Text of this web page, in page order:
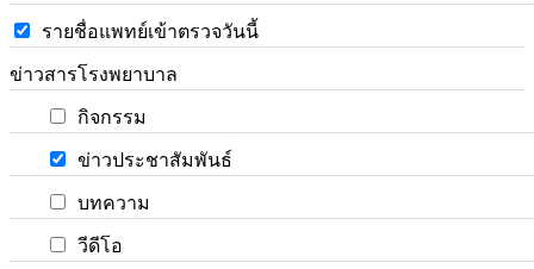
รายชื่อแพทย์เข้าตรวจวันนี้
ข่าวสารโรงพยาบาล
กิจกรรม
ข่าวประชาสัมพันธ์
บทความ
วีดีโอ